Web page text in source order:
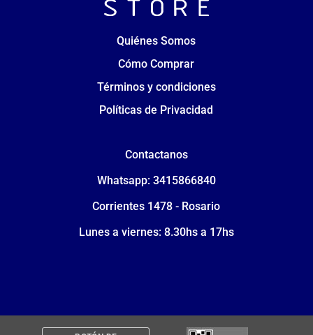
Quiénes Somos
Cómo Comprar
Términos y condiciones
Políticas de Privacidad
Contactanos
Whatsapp: 3415866840
Corrientes 1478 - Rosario
Lunes a viernes: 8.30hs a 17hs